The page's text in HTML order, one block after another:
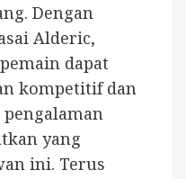
Dengan
Alderic,
dapat
kompetitif dan
yang
ini. Terus